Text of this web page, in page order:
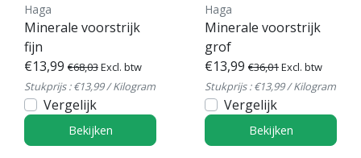
Haga
Minerale voorstrijk
fijn
€13,99 €68,03Excl. btw
Stukprijs : €13,99 / Kilogram
Vergelijk
Bekijken
Haga
Minerale voorstrijk
grof
€13,99 €36,01Excl. btw
Stukprijs : €13,99 / Kilogram
Vergelijk
Bekijken